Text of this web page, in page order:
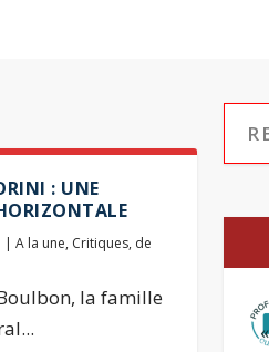
: UNE
| A la une, Critiques, de
la famille